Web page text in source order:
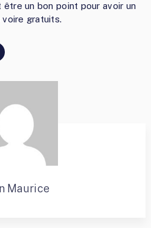
un bon point pour avoir un
gratuits.
Maurice